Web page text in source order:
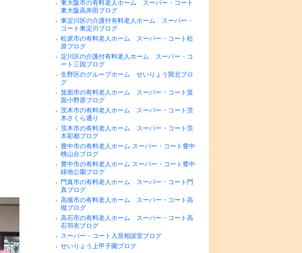
東大阪市の有料老人ホーム スーパー・コート
東大阪高井田ブログ
東淀川区の介護付有料老人ホーム スーパー・
コート東淀川ブログ
松原市の有料老人ホーム スーパー・コート松
原ブログ
淀川区の介護付有料老人ホーム スーパー・コ
ート三国ブログ
生野区のグループホーム せいりょう巽北ブロ
グ
箕面市の有料老人ホーム スーパー・コート箕
面小野原ブログ
茨木市の有料老人ホーム スーパー・コート茨
木さくら通り
茨木市の有料老人ホーム スーパー・コート茨
木彩都ブログ
豊中市の有料老人ホーム スーパー・コート豊中
桃山台ブログ
豊中市の有料老人ホーム スーパー・コート豊中
緑地公園ブログ
門真市の有料老人ホーム スーパー・コート門
真ブログ
高槻市の有料老人ホーム スーパー・コート高
槻ブログ
高石市の有料老人ホーム スーパー・コート高
石羽衣ブログ
スーパー・コート入居相談室ブログ
せいりょう上甲子園ブログ